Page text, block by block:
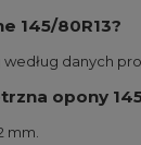
145/80R13?
według danych
opony
mm.